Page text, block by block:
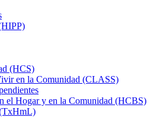
(HCS)
en la Comunidad (CLASS)
el Hogar y en la Comunidad (HCBS)
(TxHmL)